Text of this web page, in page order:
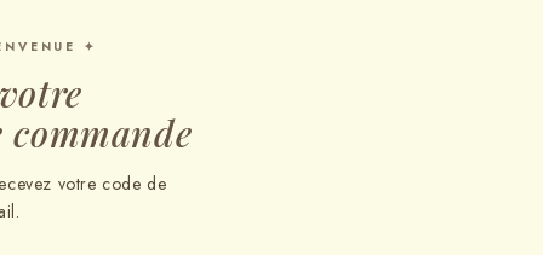
✦
commande
votre code de